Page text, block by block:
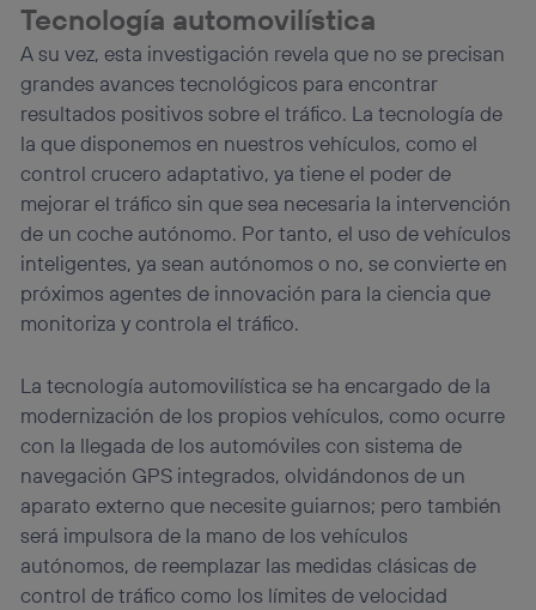
Tecnología automovilística
A su vez, esta investigación revela que no se precisan
grandes avances tecnológicos para encontrar
resultados positivos sobre el tráfico. La tecnología de
la que disponemos en nuestros vehículos, como el
control crucero adaptativo, ya tiene el poder de
mejorar el tráfico sin que sea necesaria la intervención
de un coche autónomo. Por tanto, el uso de vehículos
inteligentes, ya sean autónomos o no, se convierte en
próximos agentes de innovación para la ciencia que
monitoriza y controla el tráfico.
La tecnología automovilística se ha encargado de la
modernización de los propios vehículos, como ocurre
con la llegada de los automóviles con sistema de
navegación GPS integrados, olvidándonos de un
aparato externo que necesite guiarnos; pero también
será impulsora de la mano de los vehículos
autónomos, de reemplazar las medidas clásicas de
control de tráfico como los límites de velocidad